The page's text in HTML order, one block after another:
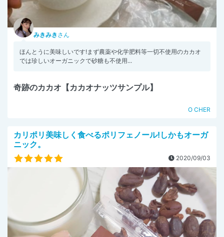
みきみき さん
ほんとうに美味しいです!まず農薬や化学肥料等一切不使用のカカオ
では珍しいオーガニックで砂糖も不使用...
奇跡のカカオ【カカオナッツサンプル】
O CHER
カリポリ美味しく食べるポリフェノール!しかもオーガ
ニック。
2020/09/03